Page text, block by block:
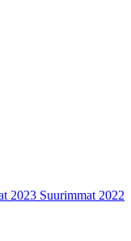
2023 Suurimmat 2022